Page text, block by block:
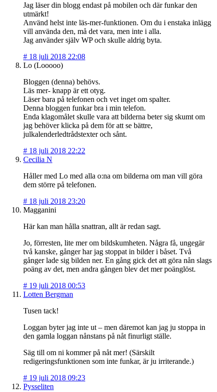
Jag läser din blogg endast på mobilen och där funkar den
utmärkt!
Använd helst inte läs-mer-funktionen. Om du i enstaka inlägg
vill använda den, må det vara, men inte i alla.
Jag använder själv WP och skulle aldrig byta.
# 18 juli 2018 22:08
Lo (Looooo)
Bloggen (denna) behövs.
Läs mer- knapp är ett otyg.
Läser bara på telefonen och vet inget om spalter.
Denna bloggen funkar bra i min telefon.
Enda klagomålet skulle vara att bilderna beter sig skumt om
jag behöver klicka på dem för att se bättre,
julkalenderledtrådstexter och sånt.
# 18 juli 2018 22:22
Cecilia N
Håller med Lo med alla o:na om bilderna om man vill göra
dem större på telefonen.
# 18 juli 2018 23:20
Magganini
Här kan man hålla snattran, allt är redan sagt.
Jo, förresten, lite mer om bildskumheten. Några få, ungegär
två kanske, gånger har jag stoppat in bilder i båset. Två
gånger lade sig bilden ner. En gång gick det att göra nån slags
poäng av det, men andra gången blev det mer poänglöst.
# 19 juli 2018 00:53
Lotten Bergman
Tusen tack!
Loggan byter jag inte ut – men däremot kan jag ju stoppa in
den gamla loggan nånstans på nåt finurligt ställe.
Säg till om ni kommer på nåt mer! (Särskilt
redigeringsfunktionen som inte funkar, är ju irriterande.)
# 19 juli 2018 09:23
Pysseliten